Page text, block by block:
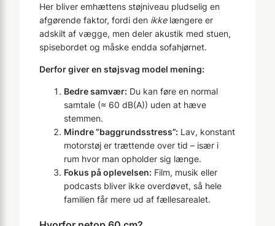
Her bliver emhættens støjniveau pludselig en
afgørende faktor, fordi den ikkelængere er
adskilt af vægge, men deler akustik med stuen,
spisebordet og måske endda sofahjørnet.
Derfor giver en støjsvag model mening:
Bedre samvær: Du kan føre en normal
samtale (≈ 60 dB(A)) uden at hæve
stemmen.
Mindre ”baggrundsstress”: Lav, konstant
motorstøj er trættende over tid – især i
rum hvor man opholder sig længe.
Fokus på oplevelsen: Film, musik eller
podcasts bliver ikke overdøvet, så hele
familien får mere ud af fællesarealet.